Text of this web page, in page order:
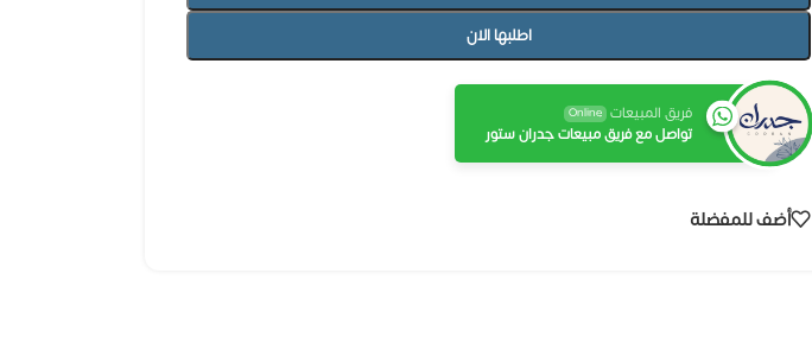
اطلبها الان
فريق المبيعات Online
تواصل مع فريق مبيعات جدران ستور
أضف للمفضلة